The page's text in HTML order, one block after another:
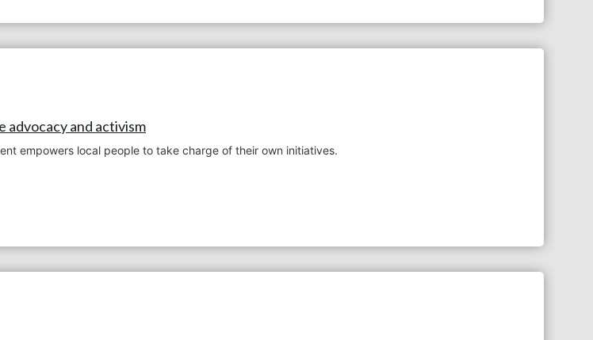
and activism
empowers local people to take charge of their own initiatives.